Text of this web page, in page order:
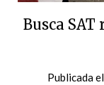
Busca
Publicada el